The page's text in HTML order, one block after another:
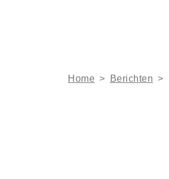
Home > Berichten >